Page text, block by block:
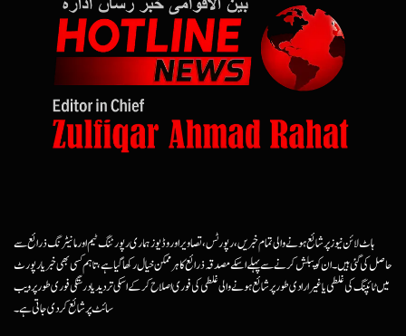
ہاٹ لائن نیوز پر شائع ہونے والی تمام خبریں، رپورٹس، تصاویر اور وڈیوز ہماری رپورٹنگ ٹیم اور مانیٹرنگ ذرائع سے
حاصل کی گئی ہیں۔ ان کو پبلش کرنے سے پہلے اسکے مصدقہ ذرائع کا ہرممکن خیال رکھا گیا ہے، تاہم کسی بھی خبر یا رپورٹ
میں ٹائپنگ کی غلطی یا غیرارادی طور پر شائع ہونے والی غلطی کی فوری اصلاح کرکے اسکی تردید یا درستگی فوری طور پر ویب
سائٹ پر شائع کردی جاتی ہے۔